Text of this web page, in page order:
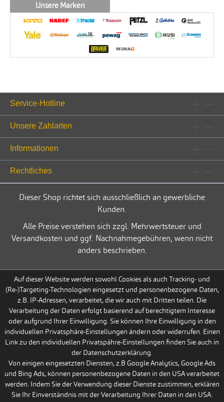
Unsere Marken
Service-Hotline
Unsere Zahlarten
Informationen
Rechtliches
Dieser Shop richtet sich ausschließlich an gewerbliche
Kunden.
Alle Preise verstehen sich zzgl. Mehrwertsteuer und
Versandkosten und ggf. Nachnahmegebühren, wenn nicht
anders beschrieben.
Auf dieser Website werden sowohl Cookies als auch Tracking- und
(Re-)Targeting-Technologien eingesetzt und personenbezogene Daten,
z.B. IP-Adressen, verarbeitet, die wir auch mit Dritten teilen. Die
Verarbeitung der Daten erfolgt basierend auf berechtigtem Interesse
oder aufgrund Ihrer Einwilligung. Sie können Ihre Einwilligung in den
individuellen Privatsphäre-Einstellungen ändern oder widerrufen. Einen
Link zu den individuellen Privatspähre-Einstellungen finden Sie auch in
der Datenschutzerklärung.
Von einigen eingesetzten Diensten, z.B Google Analytics, Google Ads
und Bing Ads, können personenbezogene Daten in den USA verarbeitet
werden. Indem Sie der Verwendung dieser Dienste zustimmen, erklären
Sie Ihr Einverständnis mit der Verarbeitung Ihrer Daten in den USA.